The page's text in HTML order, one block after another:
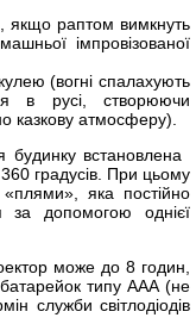
якщо раптом вимкнуть
імпровізованої
(вогні спалахують
в русі, створюючи
казкову атмосферу).
будинку встановлена
градусів. При цьому
«плями», яка постійно
за допомогою однієї
може до 8 годин,
типу ААА (не
служби світлодіодів